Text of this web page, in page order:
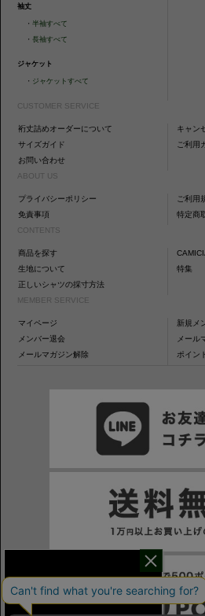
袖丈
・半袖すべて
・長袖すべて
ジャケット
・ ジャケットすべて
CUSTOMER SERVICE
裄丈詰めオーダーについて
キャン
サイズガイド
ご利用
お問い合わせ
ABOUT US
プライバシーポリシー
ご利用
免責事項
特定商
CONTENTS
商品を探す
生地について
特集
正しいシャツの採寸方法
MEMBER SERVICE
マイページ
新規メ
メンバー退会
メール
メールマガジン解除
ポイン